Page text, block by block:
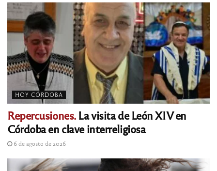
HOY CÓRDOBA
Repercusiones.La visita de León XIV en
Córdoba en clave interreligiosa
6 de agosto de 2026